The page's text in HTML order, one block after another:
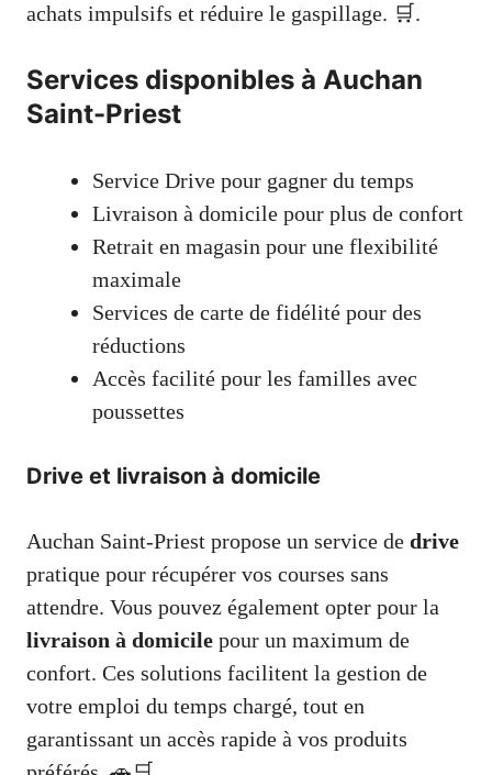
achats impulsifs et réduire le gaspillage. 🛒.
Services disponibles à Auchan
Saint-Priest
Service Drive pour gagner du temps
Livraison à domicile pour plus de confort
Retrait en magasin pour une flexibilité
maximale
Services de carte de fidélité pour des
réductions
Accès facilité pour les familles avec
poussettes
Drive et livraison à domicile
Auchan Saint-Priest propose un service de drive
pratique pour récupérer vos courses sans
attendre. Vous pouvez également opter pour la
livraison à domicile pour un maximum de
confort. Ces solutions facilitent la gestion de
votre emploi du temps chargé, tout en
garantissant un accès rapide à vos produits